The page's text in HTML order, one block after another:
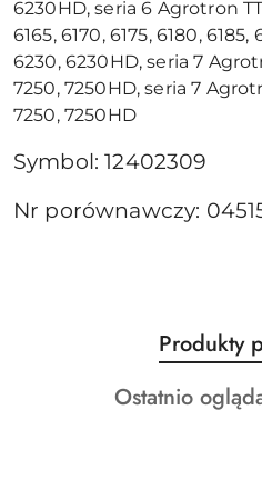
6230HD, seria 6 Agrotron
6165, 6170, 6175, 6180, 6185,
6230, 6230HD, seria 7
7250, 7250HD, seria 7
7250, 7250HD
Symbol: 12402309
Nr porównawczy:
Pomiń karuzelęProdukty
o
statusie:
Produkty
Produkty
Ostatnio